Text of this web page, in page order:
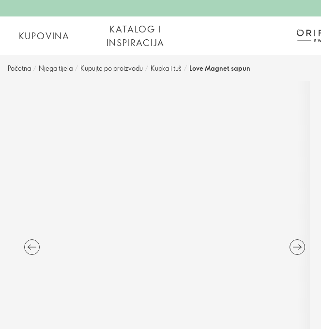
KUPOVINA
KATALOG I
INSPIRACIJA
Početna / Njega tijela / Kupujte po proizvodu / Kupka i tuš / Love Magnet sapun